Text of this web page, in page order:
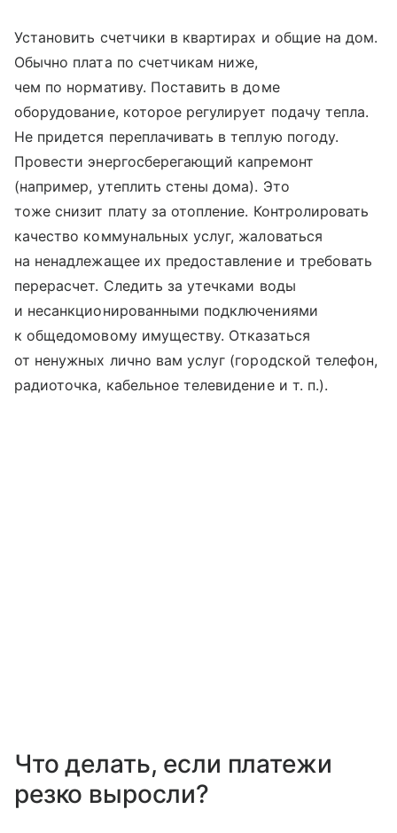
Установить счетчики в квартирах и общие на дом.
Обычно плата по счетчикам ниже,
чем по нормативу. Поставить в доме
оборудование, которое регулирует подачу тепла.
Не придется переплачивать в теплую погоду.
Провести энергосберегающий капремонт
(например, утеплить стены дома). Это
тоже снизит плату за отопление. Контролировать
качество коммунальных услуг, жаловаться
на ненадлежащее их предоставление и требовать
перерасчет. Следить за утечками воды
и несанкционированными подключениями
к общедомовому имуществу. Отказаться
от ненужных лично вам услуг (городской телефон,
радиоточка, кабельное телевидение и т. п.).
Что делать, если платежи
резко выросли?